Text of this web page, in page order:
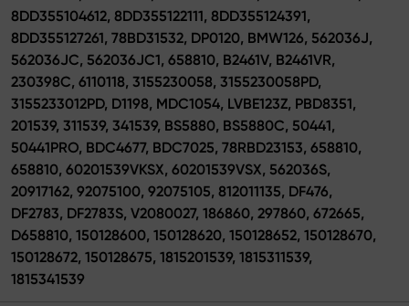
8DD355104612, 8DD355122111, 8DD355124391,
8DD355127261, 78BD31532, DP0120, BMW126, 562036J,
562036JC, 562036JC1, 658810, B2461V, B2461VR,
230398C, 6110118, 3155230058, 3155230058PD,
3155233012PD, D1198, MDC1054, LVBE123Z, PBD8351,
201539, 311539, 341539, BS5880, BS5880C, 50441,
50441PRO, BDC4677, BDC7025, 78RBD23153, 658810,
658810, 60201539VKSX, 60201539VSX, 562036S,
20917162, 92075100, 92075105, 812011135, DF476,
DF2783, DF2783S, V2080027, 186860, 297860, 672665,
D658810, 150128600, 150128620, 150128652, 150128670,
150128672, 150128675, 1815201539, 1815311539,
1815341539